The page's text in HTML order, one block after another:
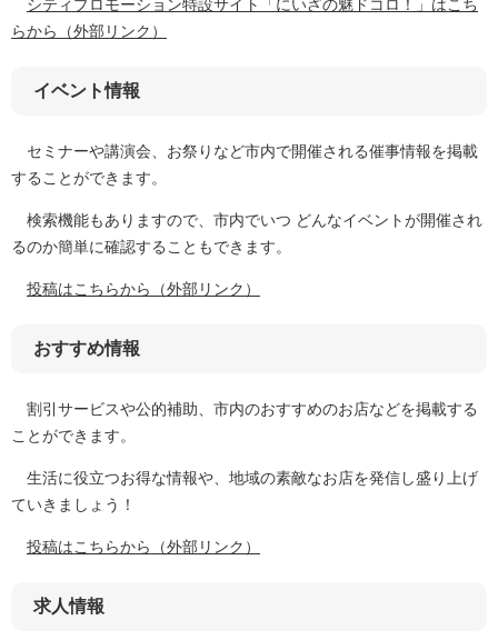
シティプロモーション特設サイト「にいざの魅ドコロ！」はこち
らから（外部リンク）
イベント情報
セミナーや講演会、お祭りなど市内で開催される催事情報を掲載
することができます。
検索機能もありますので、市内でいつ どんなイベントが開催され
るのか簡単に確認することもできます。
投稿はこちらから（外部リンク）
おすすめ情報
割引サービスや公的補助、市内のおすすめのお店などを掲載する
ことができます。
生活に役立つお得な情報や、地域の素敵なお店を発信し盛り上げ
ていきましょう！
投稿はこちらから（外部リンク）
求人情報